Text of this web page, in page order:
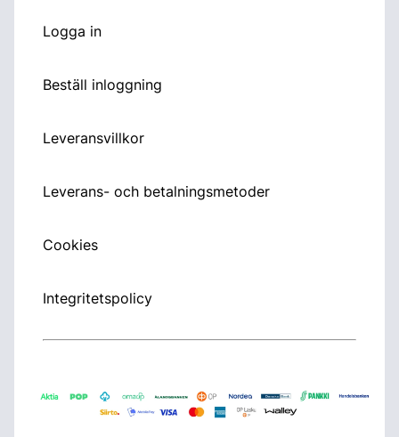
Logga in
Beställ inloggning
Leveransvillkor
Leverans- och betalningsmetoder
Cookies
Integritetspolicy